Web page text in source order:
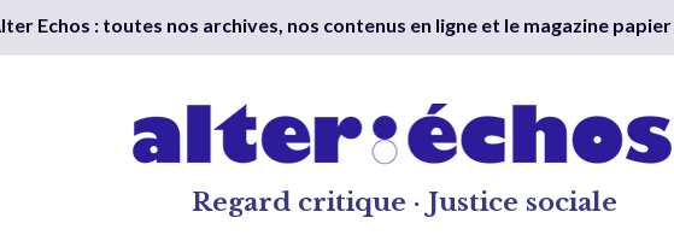
Echos : toutes nos archives, nos contenus en ligne et le magazine
Regard critique · Justice sociale